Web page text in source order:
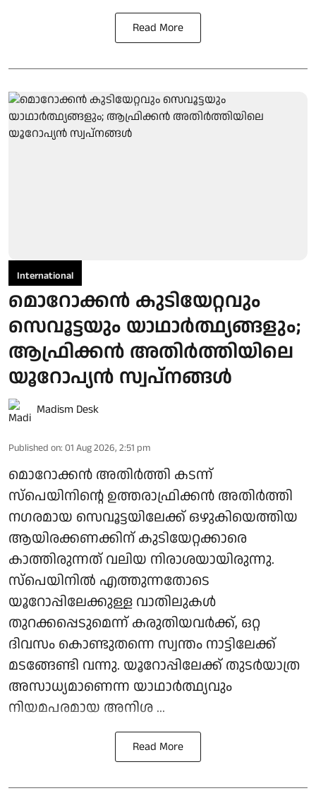
Read More
International
മൊറോക്കന്‍ കുടിയേറ്റവും
സെവൂട്ടയും യാഥാര്‍ത്ഥ്യങ്ങളും;
ആഫ്രിക്കന്‍ അതിര്‍ത്തിയിലെ
യൂറോപ്യന്‍ സ്വപ്നങ്ങള്‍
Madism Desk
Published on: 01 Aug 2026, 2:51 pm
മൊറോക്കന്‍ അതിര്‍ത്തി കടന്ന്
സ്‌പെയിനിന്റെ ഉത്തരാഫ്രിക്കന്‍ അതിര്‍ത്തി
നഗരമായ സെവൂട്ടയിലേക്ക് ഒഴുകിയെത്തിയ
ആയിരക്കണക്കിന് കുടിയേറ്റക്കാരെ
കാത്തിരുന്നത് വലിയ നിരാശയായിരുന്നു.
സ്‌പെയിനില്‍ എത്തുന്നതോടെ
യൂറോപ്പിലേക്കുള്ള വാതിലുകള്‍
തുറക്കപ്പെടുമെന്ന് കരുതിയവര്‍ക്ക്, ഒറ്റ
ദിവസം കൊണ്ടുതന്നെ സ്വന്തം നാട്ടിലേക്ക്
മടങ്ങേണ്ടി വന്നു. യൂറോപ്പിലേക്ക് തുടര്‍യാത്ര
അസാധ്യമാണെന്ന യാഥാര്‍ത്ഥ്യവും
നിയമപരമായ അനിശ ...
Read More